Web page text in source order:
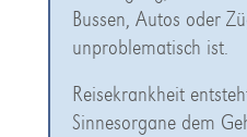
Bussen, Autos oder
unproblematisch ist.
Reisekrankheit
Sinnesorgane dem